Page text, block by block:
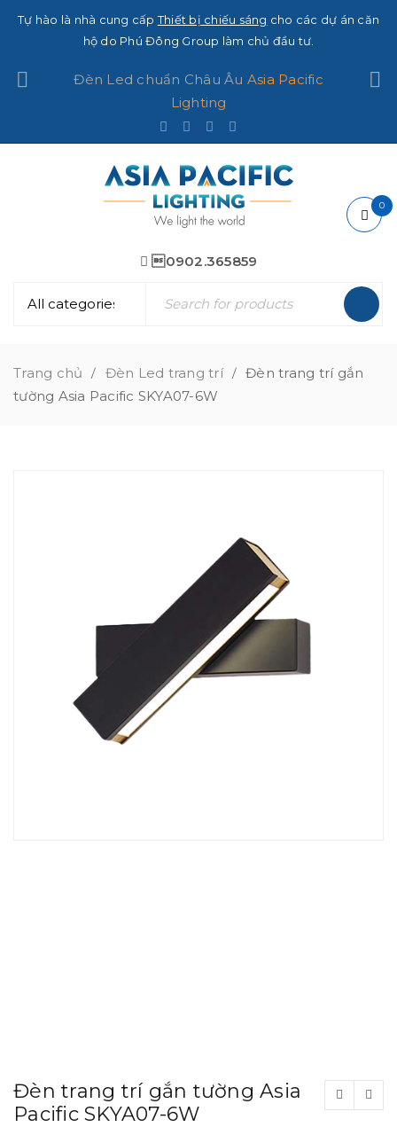
Tự hào là nhà cung cấpThiết bị chiếu sáng cho các dự án căn
hộ do Phú Đông Group làm chủ đầu tư.
Đèn Led chuẩn Châu Âu Asia Pacific
Lighting
0902.365859
0
Trang chủ / Đèn Led trang trí /
Đèn trang trí gắn
tường Asia Pacific SKYA07-6W
Đèn trang trí gắn tường Asia
Pacific SKYA07-6W